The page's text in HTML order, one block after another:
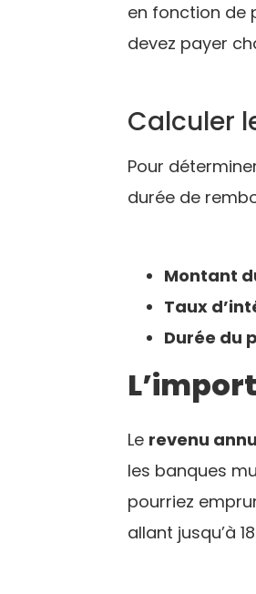
en fonction de
devez payer
Calculer
Pour
durée de
Montant
Taux
Durée du
Le revenu
les banques
pourriez
allant jusqu’à